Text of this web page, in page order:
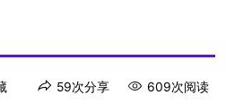
59次分享 609次阅读